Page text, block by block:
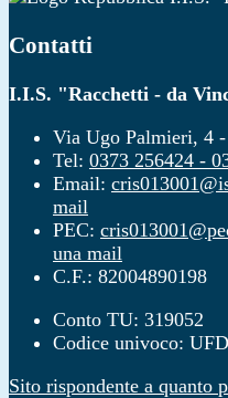
Contatti
I.I.S. "Racchetti - da
Via Ugo Palmieri, 4
Tel: 0373 256424 -
Email:
mail
PEC:
una mail
C.F.: 82004890198
Conto TU: 319052
Codice univoco:
Sito rispondente a quanto